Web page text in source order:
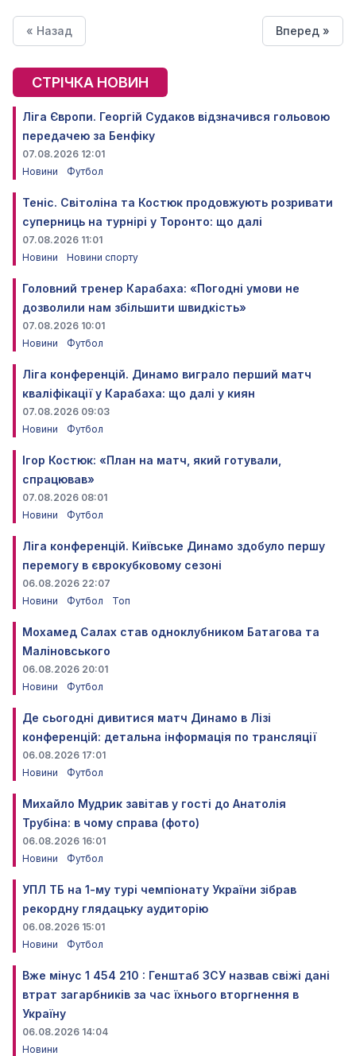
« Назад Вперед »
СТРІЧКА НОВИН
Ліга Європи. Георгій Судаков відзначився гольовою
передачею за Бенфіку
07.08.2026 12:01
Новини
Футбол
Теніс. Світоліна та Костюк продовжують розривати
суперниць на турнірі у Торонто: що далі
07.08.2026 11:01
Новини
Новини спорту
Головний тренер Карабаха: «Погодні умови не
дозволили нам збільшити швидкість»
07.08.2026 10:01
Новини
Футбол
Ліга конференцій. Динамо виграло перший матч
кваліфікації у Карабаха: що далі у киян
07.08.2026 09:03
Новини
Футбол
Ігор Костюк: «План на матч, який готували,
спрацював»
07.08.2026 08:01
Новини
Футбол
Ліга конференцій. Київське Динамо здобуло першу
перемогу в єврокубковому сезоні
06.08.2026 22:07
Новини
Футбол Топ
Мохамед Салах став одноклубником Батагова та
Маліновського
06.08.2026 20:01
Новини
Футбол
Де сьогодні дивитися матч Динамо в Лізі
конференцій: детальна інформація по трансляції
06.08.2026 17:01
Новини
Футбол
Михайло Мудрик завітав у гості до Анатолія
Трубіна: в чому справа (фото)
06.08.2026 16:01
Новини
Футбол
УПЛ ТБ на 1-му турі чемпіонату України зібрав
рекордну глядацьку аудиторію
06.08.2026 15:01
Новини
Футбол
Вже мінус 1 454 210 : Генштаб ЗСУ назвав свіжі дані
втрат загарбників за час їхнього вторгнення в
Україну
06.08.2026 14:04
Новини